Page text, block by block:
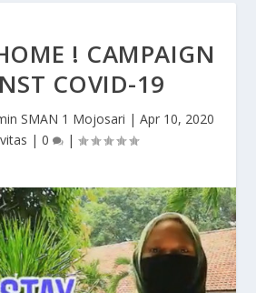
! CAMPAIGN
COVID-19
SMAN 1 Mojosari | Apr 10, 2020
| 0 |